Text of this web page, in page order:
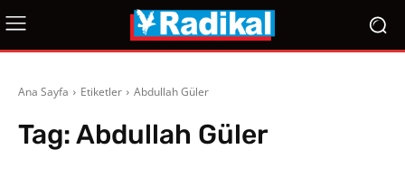
Ana Sayfa Etiketler Abdullah Güler
Tag:Abdullah Güler